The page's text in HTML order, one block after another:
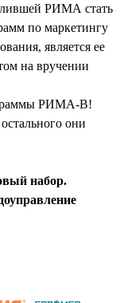
РИМА стать
по маркетингу
является ее
на вручении
РИМА-В!
они
набор.